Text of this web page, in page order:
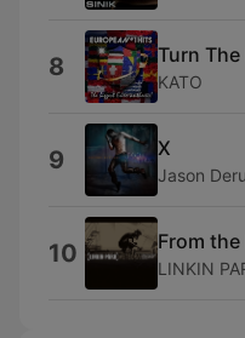
8 Turn
KATO
9 X
Jason
10 From
LINKIN